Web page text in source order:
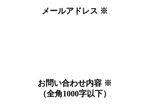
メールアドレス ※
お問い合わせ内容 ※
（全角1000字以下）